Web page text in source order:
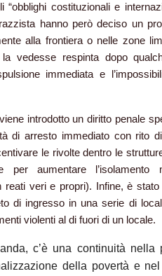
costituzionali e
hanno però deciso un
alla frontiera o nelle zone
vedesse respinta dopo
immediata e
introdotto un diritto penale
di arresto immediato con rito
le rivolte dentro le
per aumentare l’isolamento
reati veri e propri). Infine, è
di ingresso in una serie di
violenti al di fuori di un locale.
c’è una continuità nella
della povertà e